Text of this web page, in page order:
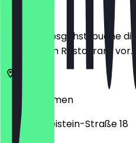
Bevor du losgehst, buche
zeige ihn im Restaurant vor.
28757
Bremen
Georg-Gleistein-Straße 18